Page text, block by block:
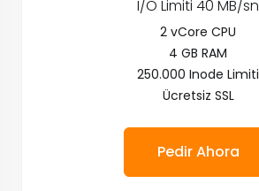
I/O Limiti 40 MB/sn
2 vCore CPU
4 GB RAM
250.000 Inode Limiti
Ücretsiz SSL
Pedir Ahora